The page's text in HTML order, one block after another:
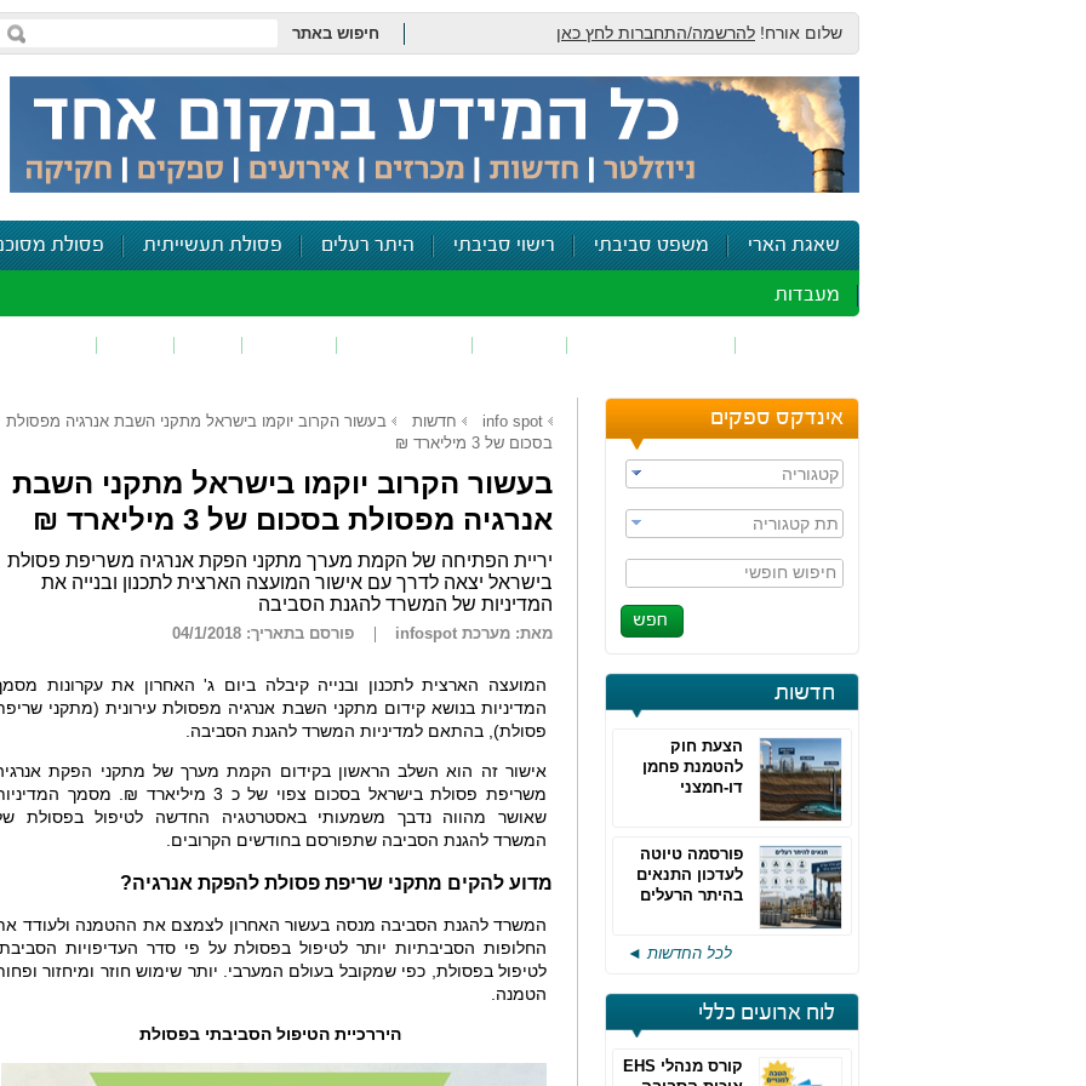
שלום אורח! להרשמה/התחברות לחץ כאן חיפוש באתר
שאגת הארי משפט סביבתי רישוי סביבתי היתר רעלים פסולת תעשייתית פסולת
מעבדות
אינדקס ספקים
קטגוריה
תת קטגוריה
חיפוש חופשי
חדשות
הצעת חוק
להטמנת פחמן
דו-חמצני
פורסמה טיוטה
לעדכון התנאים
בהיתר הרעלים
לכל החדשות ◄
לוח ארועים כללי
קורס מנהלי EHS
info spot חדשות
בעשור הקרוב יוקמו בישראל מתקני השבת אנרגיה מפסולת
בסכום של 3 מיליארד ₪
בעשור הקרוב יוקמו בישראל מתקני השבת
אנרגיה מפסולת בסכום של 3 מיליארד ₪
יריית הפתיחה של הקמת מערך מתקני הפקת אנרגיה משריפת פסולת
בישראל יצאה לדרך עם אישור המועצה הארצית לתכנון ובנייה את
המדיניות של המשרד להגנת הסביבה
מאת: מערכת infospot פורסם בתאריך: 04/1/2018
המועצה הארצית לתכנון ובנייה קיבלה ביום ג' האחרון את עקרונות
המדיניות בנושא קידום מתקני השבת אנרגיה מפסולת עירונית (מתקני
פסולת), בהתאם למדיניות המשרד להגנת הסביבה.
אישור זה הוא השלב הראשון בקידום הקמת מערך של מתקני הפקת
משריפת פסולת בישראל בסכום צפוי של כ 3 מיליארד ₪. מסמך
שאושר מהווה נדבך משמעותי באסטרטגיה החדשה לטיפול בפסולת
המשרד להגנת הסביבה שתפורסם בחודשים הקרובים.
מדוע להקים מתקני שריפת פסולת להפקת אנרגיה?
המשרד להגנת הסביבה מנסה בעשור האחרון לצמצם את ההטמנה ולעודד
החלופות הסביבתיות יותר לטיפול בפסולת על פי סדר העדיפויות
לטיפול בפסולת, כפי שמקובל בעולם המערבי. יותר שימוש חוזר ומיחזור
הטמנה.
היררכיית הטיפול הסביבתי בפסולת